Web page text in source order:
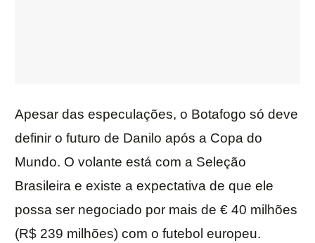
Apesar das especulações, o Botafogo só deve
definir o futuro de Danilo após a Copa do
Mundo. O volante está com a Seleção
Brasileira e existe a expectativa de que ele
possa ser negociado por mais de € 40 milhões
(R$ 239 milhões) com o futebol europeu.